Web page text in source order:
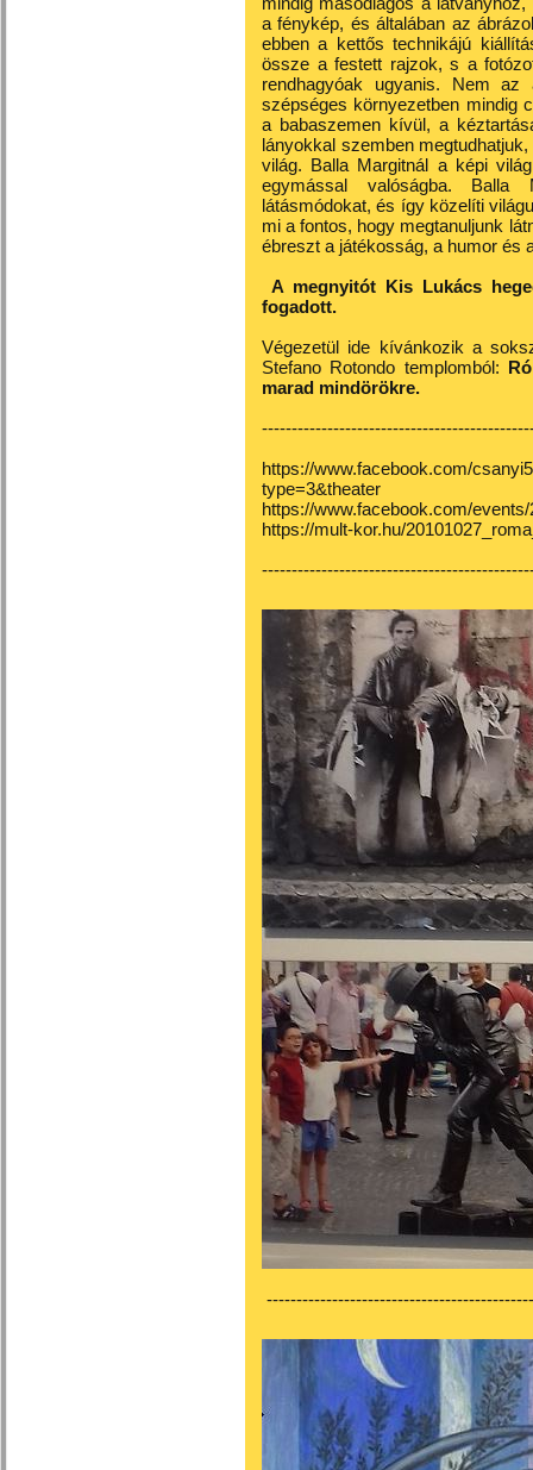
a fénykép, és általában az
ebben a kettős technikájú
össze a festett rajzok, s a
rendhagyóak ugyanis. Nem
szépséges környezetben mindig
a babaszemen kívül, a
lányokkal szemben
világ. Balla Margitnál a képi
egymással valóságba.
látásmódokat, és így közelíti
mi a fontos, hogy megtanuljunk
ébreszt a játékosság, a humor és
A megnyitót Kis Lukács
fogadott.
Végezetül ide kívánkozik a
Stefano Rotondo templomból:
marad mindörökre.
https://www.facebook.com/
type=3&theater
https://www.facebook.com/
https://mult-kor.hu/